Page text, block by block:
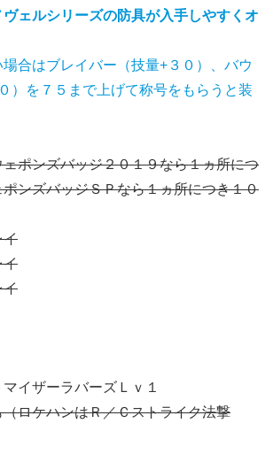
ヴェルシリーズの防具が入手しやすくオ
合はブレイバー（技量+３０）、バウ
）を７５まで上げて称号をもらうと装
ポンズバッジ２０１９なら１ヵ所につ
ンズバッジＳＰなら１ヵ所につき１０
イ
イ
イ
イザーラバーズＬｖ１
ロケハンはＲ／Ｃストライク法撃